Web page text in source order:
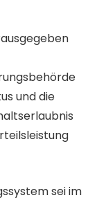
und die
sei im